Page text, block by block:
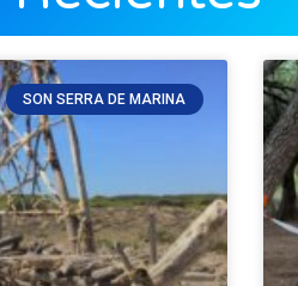
SON SERRA DE MARINA